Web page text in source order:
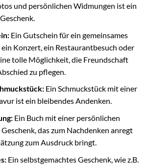
und persönlichen Widmungen ist ein
Ein Gutschein für ein gemeinsames
ein Konzert, ein Restaurantbesuch oder
tolle Möglichkeit, die Freundschaft
zu pflegen.
Ein Schmuckstück mit einer
ist ein bleibendes Andenken.
Ein Buch mit einer persönlichen
das zum Nachdenken anregt
zum Ausdruck bringt.
Ein selbstgemachtes Geschenk, wie z.B.